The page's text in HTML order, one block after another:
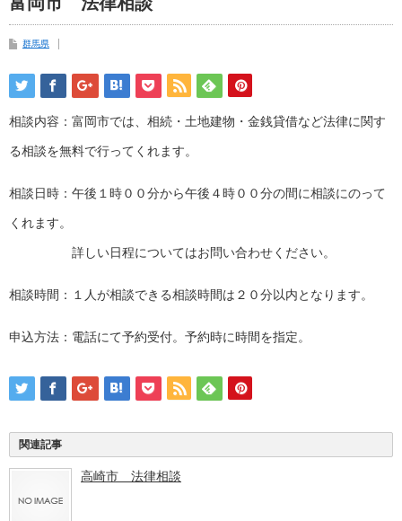
群馬県
相談内容：富岡市では、相続・土地建物・金銭貸借など法律に関す
る相談を無料で行ってくれます。
相談日時：午後１時００分から午後４時００分の間に相談にのって
くれます。
詳しい日程についてはお問い合わせください。
相談時間：１人が相談できる相談時間は２０分以内となります。
申込方法：電話にて予約受付。予約時に時間を指定。
関連記事
高崎市 法律相談